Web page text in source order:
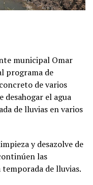
municipal Omar
programa de
de varios
desahogar el agua
de lluvias en varios
y desazolve de
las
de lluvias.